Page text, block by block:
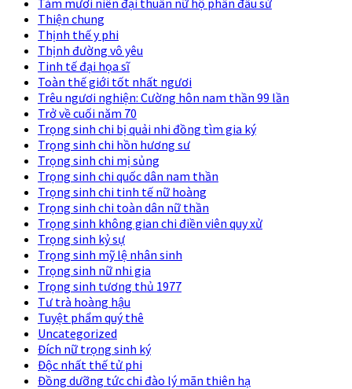
Thiện chung
Thịnh thế y phi
Thịnh đường vô yêu
Tinh tế đại họa sĩ
Toàn thế giới tốt nhất ngươi
Trêu ngươi nghiện: Cường hôn nam thần 99 lần
Trở về cuối năm 70
Trọng sinh chi bị quải nhi đồng tìm gia ký
Trọng sinh chi hồn hương sư
Trọng sinh chi mị sủng
Trọng sinh chi quốc dân nam thần
Trọng sinh chi tinh tế nữ hoàng
Trọng sinh chi toàn dân nữ thần
Trọng sinh không gian chi điền viên quy xử
Trọng sinh kỷ sự
Trọng sinh mỹ lệ nhân sinh
Trọng sinh nữ nhi gia
Trọng sinh tương thủ 1977
Tư trà hoàng hậu
Tuyệt phẩm quý thê
Uncategorized
Đích nữ trọng sinh ký
Độc nhất thế tử phi
Đồng dưỡng tức chi đào lý mãn thiên hạ